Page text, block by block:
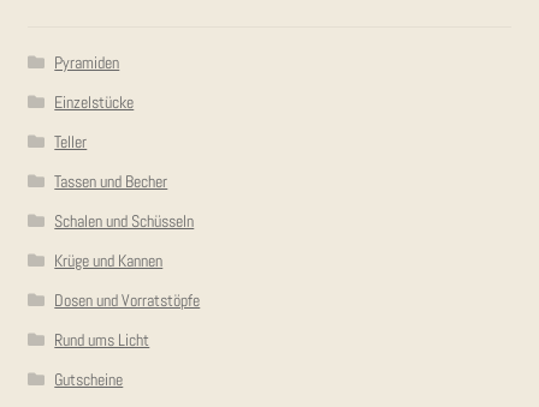
Pyramiden
Einzelstücke
Teller
Tassen und Becher
Schalen und Schüsseln
Krüge und Kannen
Dosen und Vorratstöpfe
Rund ums Licht
Gutscheine